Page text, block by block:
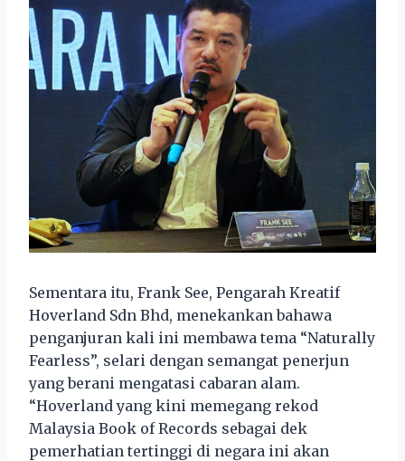
Sementara itu, Frank See, Pengarah Kreatif
Hoverland Sdn Bhd, menekankan bahawa
penganjuran kali ini membawa tema “Naturally
Fearless”, selari dengan semangat penerjun
yang berani mengatasi cabaran alam.
“Hoverland yang kini memegang rekod
Malaysia Book of Records sebagai dek
pemerhatian tertinggi di negara ini akan